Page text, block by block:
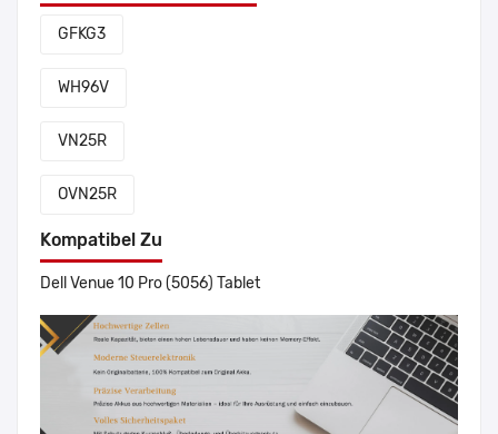
GFKG3
WH96V
VN25R
OVN25R
Kompatibel Zu
Dell Venue 10 Pro (5056) Tablet